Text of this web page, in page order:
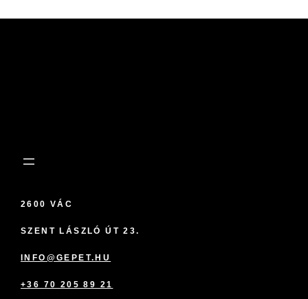
2600 VÁC
SZENT LÁSZLÓ ÚT 23.
INFO@GEPET.HU
+36 70 205 89 21